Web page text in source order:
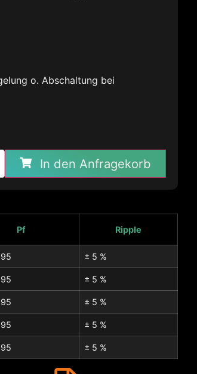
o. Abschaltung bei
In den Anfragekorb
Pf Ripple
± 5 %
± 5 %
± 5 %
± 5 %
± 5 %